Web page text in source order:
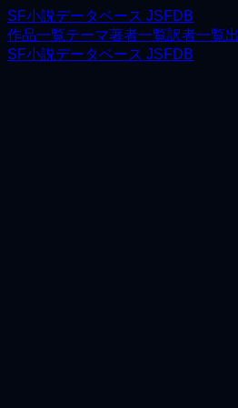
SF小説データベース JSFDB
作品一覧テーマ著者一覧訳者一覧
SF小説データベース JSFDB